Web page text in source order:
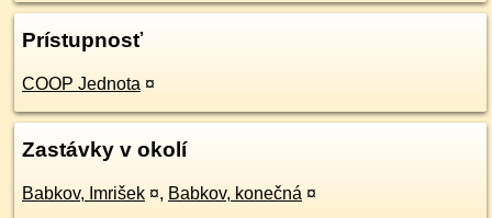
Prístupnosť
COOP Jednota ¤
Zastávky v okolí
Babkov, Imrišek ¤, Babkov, konečná ¤